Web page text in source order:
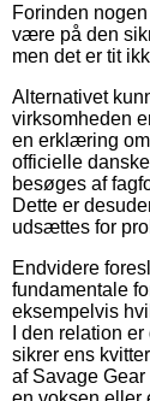
Forinden
være på den
men det er tit
Alternativet
virksomheden
en erklæring
officielle
besøges af
Dette er
udsættes for
Endvidere
fundamentale
eksempelvis
I den relation
sikrer ens
af Savage